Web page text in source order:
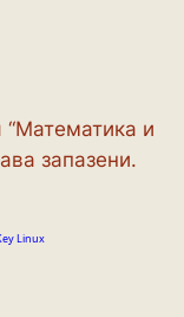
и
запазени.
Linux